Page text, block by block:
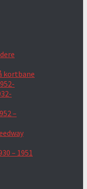
kortbane
–
– 1951